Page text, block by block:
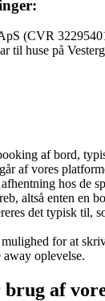
(CVR
til huse på
af bord,
af vores
hos de
altså enten en
det typisk til,
for at
away oplevelse.
af